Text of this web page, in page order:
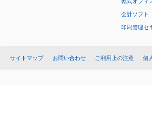
会計ソフト
印刷管理セ
サイトマップ お問い合わせ ご利用上の注意 個